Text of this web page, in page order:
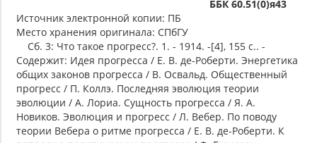
ББК 60.51(0)я43
Источник электронной копии: ПБ
Место хранения оригинала: СПбГУ
Сб. 3: Что такое прогресс?. 1. - 1914. -[4], 155 с.. -
Содержит: Идея прогресса / Е. В. де-Роберти. Энергетика
общих законов прогресса / В. Освальд. Общественный
прогресс / П. Коллэ. Последняя эволюция теории
эволюции / А. Лориа. Сущность прогресса / Я. А.
Новиков. Эволюция и прогресс / Л. Вебер. По поводу
теории Вебера о ритме прогресса / Е. В. де-Роберти. К